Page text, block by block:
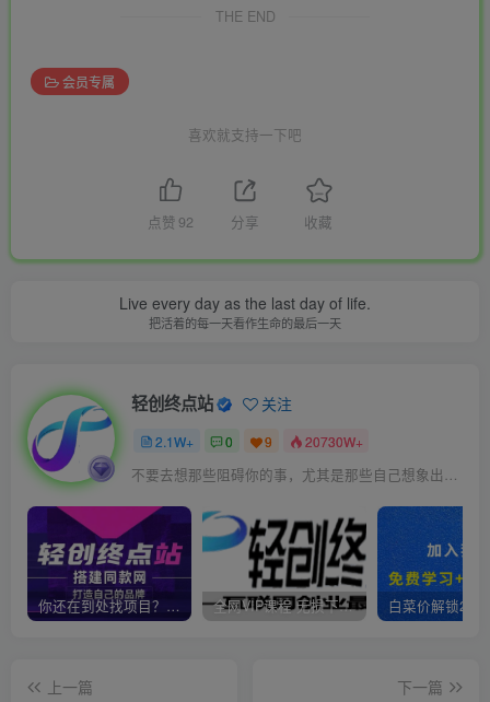
THE END
会员专属
喜欢就支持一下吧
点赞 92 分享 收藏
Live every day as the last day of life.
把活着的每一天看作生命的最后一天
轻创终点站 关注
2.1W+ 0 9 20730W+
不要去想那些阻碍你的事，尤其是那些自己想象出来的事
你还在到处找项目？还在当韭菜？我靠卖项目一个月收入5万+，曾经我也是个失败者。 全网VIP课程 无损下载~
上一篇
下一篇